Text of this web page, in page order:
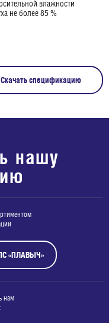
влажности
не более 85 %
Скачать спецификацию
нашу
«ПЛАВЫЧ»
нам